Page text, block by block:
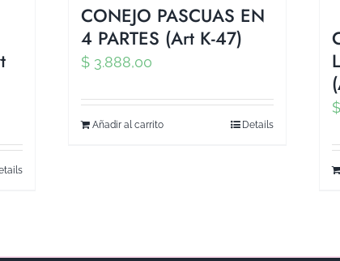
CONEJO PASCUAS EN
4 PARTES (Art K-47)
$ 3.888,00
Añadir al carrito Details
$